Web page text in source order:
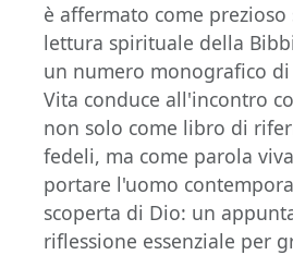
è affermato come
lettura spirituale della
un numero monografico
Vita conduce all'incontro
non solo come libro di
fedeli, ma come parola
portare l'uomo
scoperta di Dio: un
riflessione essenziale per